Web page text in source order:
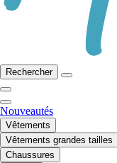
Rechercher
Nouveautés
Vêtements
Vêtements grandes tailles
Chaussures